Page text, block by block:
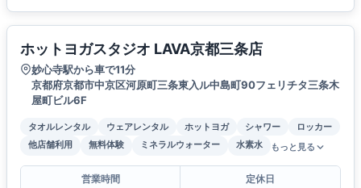
ホットヨガスタジオ LAVA京都三条店
妙心寺駅から車で11分
京都府京都市中京区河原町三条東入ル中島町90フェリチタ三条木
屋町ビル6F
タオルレンタル ウェアレンタル ホットヨガ シャワー
ロッカー
他店舗利用
無料体験 ミネラルウォーター 水素水 もっと見る
営業時間
定休日